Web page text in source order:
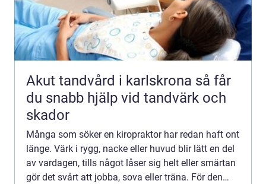
Akut tandvård i karlskrona så får
du snabb hjälp vid tandvärk och
skador
Många som söker en kiropraktor har redan haft ont
länge. Värk i rygg, nacke eller huvud blir lätt en del
av vardagen, tills något låser sig helt eller smärtan
gör det svårt att jobba, sova eller träna. För den